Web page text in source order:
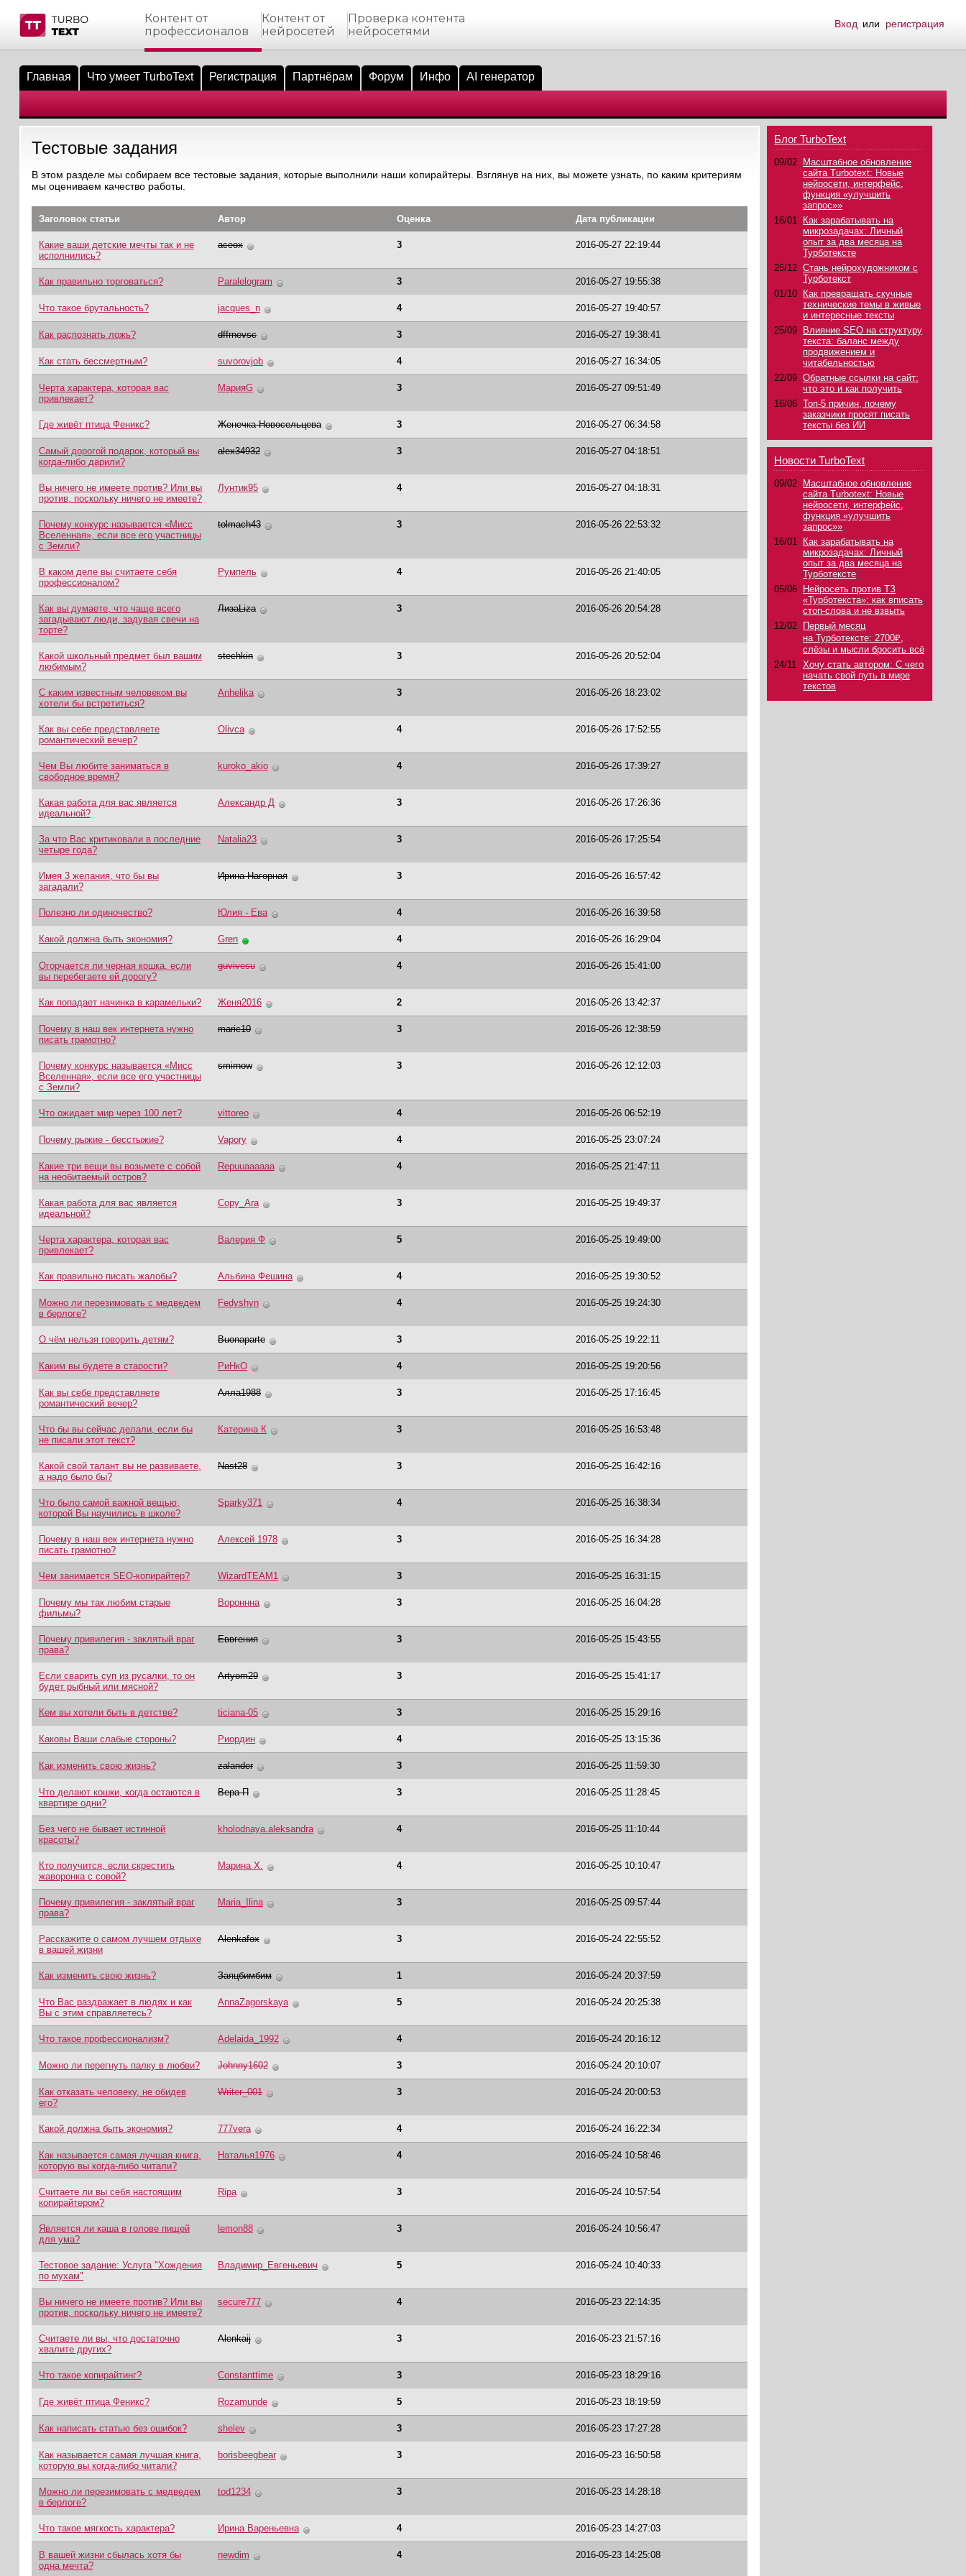
материалы
биржи
пользователи
на сайте
пользователей
сообщения
по форуму
Контент от
профессионалов
Контент от
нейросетей
Проверка контента
нейросетями
Вход или регистрация
Главная Что умеет TurboText Регистрация Партнёрам Форум Инфо AI генератор
Тестовые задания
В этом разделе мы собираем все тестовые задания, которые выполнили наши копирайтеры. Взглянув на них, вы можете узнать, по каким критериям
мы оцениваем качество работы.
Заголовок статьи Автор Оценка Дата публикации
Какие ваши детские мечты так и не
исполнились?
aceox 3 2016-05-27 22:19:44
Как правильно торговаться? Paralelogram 3 2016-05-27 19:55:38
Что такое брутальность? jacques_n 4 2016-05-27 19:40:57
Как распознать ложь? dffrnevsc 3 2016-05-27 19:38:41
Как стать бессмертным? suvorovjob 4 2016-05-27 16:34:05
Черта характера, которая вас
привлекает?
МарияG 3 2016-05-27 09:51:49
Где живёт птица Феникс? Женечка Новосельцева 3 2016-05-27 06:34:58
Самый дорогой подарок, который вы
когда-либо дарили?
alex34932 3 2016-05-27 04:18:51
Вы ничего не имеете против? Или вы
против, поскольку ничего не имеете?
Лунтик95 4 2016-05-27 04:18:31
Почему конкурс называется «Мисс
Вселенная», если все его участницы
с Земли?
tolmach43 3 2016-05-26 22:53:32
В каком деле вы считаете себя
профессионалом?
Румпель 4 2016-05-26 21:40:05
Как вы думаете, что чаще всего
загадывают люди, задувая свечи на
торте?
ЛизаLiza 3 2016-05-26 20:54:28
Какой школьный предмет был вашим
любимым?
stechkin 3 2016-05-26 20:52:04
С каким известным человеком вы
хотели бы встретиться?
Anhelika 3 2016-05-26 18:23:02
Как вы себе представляете
романтический вечер?
Olivca 4 2016-05-26 17:52:55
Чем Вы любите заниматься в
свободное время?
kuroko_akio 4 2016-05-26 17:39:27
Какая работа для вас является
идеальной?
Александр Д 3 2016-05-26 17:26:36
За что Вас критиковали в последние
четыре года?
Natalia23 3 2016-05-26 17:25:54
Имея 3 желания, что бы вы
загадали?
Ирина Нагорная 3 2016-05-26 16:57:42
Полезно ли одиночество? Юлия - Ева 4 2016-05-26 16:39:58
Какой должна быть экономия? Gren 4 2016-05-26 16:29:04
Огорчается ли черная кошка, если
вы перебегаете ей дорогу?
guvivesu 4 2016-05-26 15:41:00
Как попадает начинка в карамельки? Женя2016 2 2016-05-26 13:42:37
Почему в наш век интернета нужно
писать грамотно?
maric10 3 2016-05-26 12:38:59
Почему конкурс называется «Мисс
Вселенная», если все его участницы
с Земли?
smirnow 3 2016-05-26 12:12:03
Что ожидает мир через 100 лет? vittoreo 4 2016-05-26 06:52:19
Почему рыжие - бесстыжие? Vapory 4 2016-05-25 23:07:24
Какие три вещи вы возьмете с собой
на необитаемый остров?
Repuuaaaaaa 4 2016-05-25 21:47:11
Какая работа для вас является
идеальной?
Copy_Ara 3 2016-05-25 19:49:37
Черта характера, которая вас
привлекает?
Валерия Ф 5 2016-05-25 19:49:00
Как правильно писать жалобы? Альбина Фешина 4 2016-05-25 19:30:52
Можно ли перезимовать с медведем
в берлоге?
Fedyshyn 4 2016-05-25 19:24:30
О чём нельзя говорить детям? Buonaparte 3 2016-05-25 19:22:11
Каким вы будете в старости? РиНкО 4 2016-05-25 19:20:56
Как вы себе представляете
романтический вечер?
Алла1988 3 2016-05-25 17:16:45
Что бы вы сейчас делали, если бы
не писали этот текст?
Катерина К 3 2016-05-25 16:53:48
Какой свой талант вы не развиваете,
а надо было бы?
Nast28 3 2016-05-25 16:42:16
Что было самой важной вещью,
которой Вы научились в школе?
Sparky371 4 2016-05-25 16:38:34
Почему в наш век интернета нужно
писать грамотно?
Алексей 1978 3 2016-05-25 16:34:28
Чем занимается SEO-копирайтер? WizardTEAM1 3 2016-05-25 16:31:15
Почему мы так любим старые
фильмы?
Вороннна 3 2016-05-25 16:04:28
Почему привилегия - заклятый враг
права?
Еввгения 3 2016-05-25 15:43:55
Если сварить суп из русалки, то он
будет рыбный или мясной?
Artyom29 3 2016-05-25 15:41:17
Кем вы хотели быть в детстве? ticiana-05 3 2016-05-25 15:29:16
Каковы Ваши слабые стороны? Риордин 4 2016-05-25 13:15:36
Как изменить свою жизнь? zalander 3 2016-05-25 11:59:30
Что делают кошки, когда остаются в
квартире одни?
Вера П 3 2016-05-25 11:28:45
Без чего не бывает истинной
красоты?
kholodnaya.aleksandra 4 2016-05-25 11:10:44
Кто получится, если скрестить
жаворонка с совой?
Марина Х. 4 2016-05-25 10:10:47
Почему привилегия - заклятый враг
права?
Maria_Ilina 3 2016-05-25 09:57:44
Расскажите о самом лучшем отдыхе
в вашей жизни
Alenkafox 3 2016-05-24 22:55:52
Как изменить свою жизнь? Заяцбимбим 1 2016-05-24 20:37:59
Что Вас раздражает в людях и как
Вы с этим справляетесь?
AnnaZagorskaya 5 2016-05-24 20:25:38
Что такое профессионализм? Adelaida_1992 4 2016-05-24 20:16:12
Можно ли перегнуть палку в любви? Johnny1602 3 2016-05-24 20:10:07
Как отказать человеку, не обидев
его?
Writer_001 3 2016-05-24 20:00:53
Какой должна быть экономия? 777vera 4 2016-05-24 16:22:34
Как называется самая лучшая книга,
которую вы когда-либо читали?
Наталья1976 4 2016-05-24 10:58:46
Считаете ли вы себя настоящим
копирайтером?
Ripа 3 2016-05-24 10:57:54
Является ли каша в голове пищей
для ума?
lemon88 3 2016-05-24 10:56:47
Тестовое задание: Услуга "Хождения
по мухам"
Владимир_Евгеньевич 5 2016-05-24 10:40:33
Вы ничего не имеете против? Или вы
против, поскольку ничего не имеете?
secure777 4 2016-05-23 22:14:35
Считаете ли вы, что достаточно
хвалите других?
Alenkaij 3 2016-05-23 21:57:16
Что такое копирайтинг? Constanttime 3 2016-05-23 18:29:16
Где живёт птица Феникс? Rozamunde 5 2016-05-23 18:19:59
Как написать статью без ошибок? shelev 3 2016-05-23 17:27:28
Как называется самая лучшая книга,
которую вы когда-либо читали?
borisbeegbear 3 2016-05-23 16:50:58
Можно ли перезимовать с медведем
в берлоге?
tod1234 3 2016-05-23 14:28:18
Что такое мягкость характера? Ирина Вареньевна 4 2016-05-23 14:27:03
В вашей жизни сбылась хотя бы
одна мечта?
newdim 4 2016-05-23 14:25:08
Блог TurboText
09/02
Масштабное обновление
сайта Turbotext: Новые
нейросети, интерфейс,
функция «улучшить
запрос»»
16/01
Как зарабатывать на
микрозадачах: Личный
опыт за два месяца на
Турботексте
25/12 Стань нейрохудожником с
Турботекст
01/10
Как превращать скучные
технические темы в живые
и интересные тексты
25/09
Влияние SEO на структуру
текста: баланс между
продвижением и
читабельностью
22/09 Обратные ссылки на сайт:
что это и как получить
16/06 Топ-5 причин, почему
заказчики просят писать
тексты без ИИ
Новости TurboText
09/02
Масштабное обновление
сайта Turbotext: Новые
нейросети, интерфейс,
функция «улучшить
запрос»»
16/01
Как зарабатывать на
микрозадачах: Личный
опыт за два месяца на
Турботексте
05/06
Нейросеть против ТЗ
«Турботекста»: как вписать
стоп-слова и не взвыть
12/02
Первый месяц
на Турботексте: 2700₽,
слёзы и мысли бросить всё
24/11
Хочу стать автором: С чего
начать свой путь в мире
текстов